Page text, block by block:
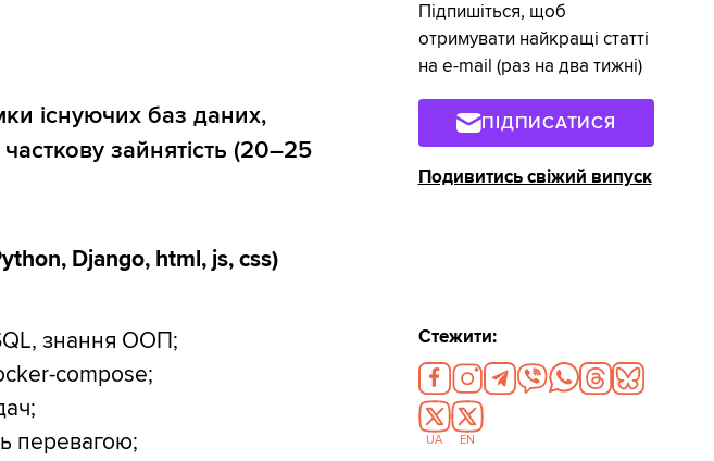
існуючих баз даних,
зайнятість (20–25
Django, html, js, css)
знання ООП;
compose;
перевагою;
Підпишіться, щоб
отримувати найкращі статті
на e-mail (раз на два тижні)
ПІДПИСАТИСЯ
Подивитись свіжий випуск
Стежити:
UA EN